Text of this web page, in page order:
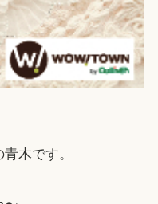
木です。